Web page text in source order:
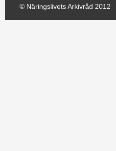
© Näringslivets Arkivråd 2012